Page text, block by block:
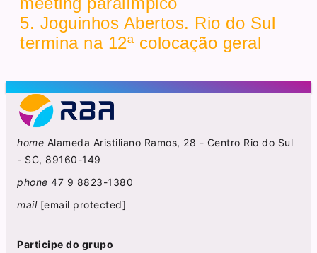
5. Joguinhos Abertos. Rio do Sul
termina na 12ª colocação geral
home Alameda Aristiliano Ramos, 28 - Centro Rio do Sul
- SC, 89160-149
phone 47 9 8823-1380
mail [email protected]
Participe do grupo